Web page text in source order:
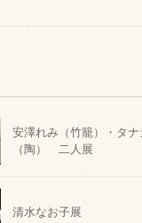
安澤れみ（竹籠）・タ
（陶） 二人展
清水なお子展